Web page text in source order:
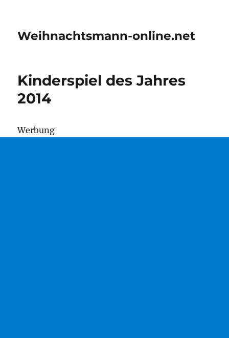
Weihnachtsmann-online.net
Kinderspiel des Jahres
2014
Wer­bung